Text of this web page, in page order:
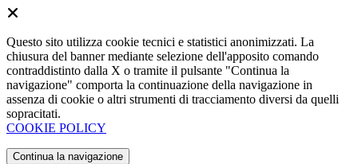
Questo sito utilizza cookie tecnici e statistici anonimizzati. La
chiusura del banner mediante selezione dell'apposito comando
contraddistinto dalla X o tramite il pulsante "Continua la
navigazione" comporta la continuazione della navigazione in
assenza di cookie o altri strumenti di tracciamento diversi da quelli
sopracitati.
COOKIE POLICY
Continua la navigazione